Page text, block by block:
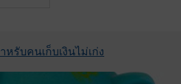
หรับคนเก็บเงินไม่เก่ง